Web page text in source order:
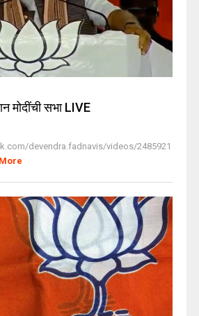
मोदींची सभा LIVE
devendra.fadnavis/videos/2485921